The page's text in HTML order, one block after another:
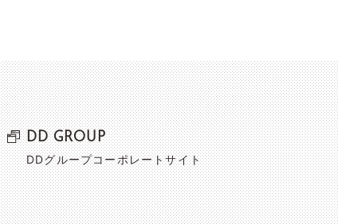
DD GROUP
DDグループコーポレートサイト